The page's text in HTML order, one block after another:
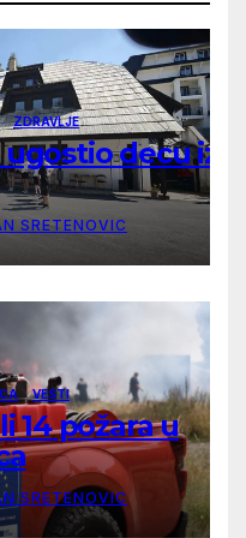
ZDRAVLJE
decu iz
SRETENOVIC
VESTI
14 požara u
SRETENOVIC